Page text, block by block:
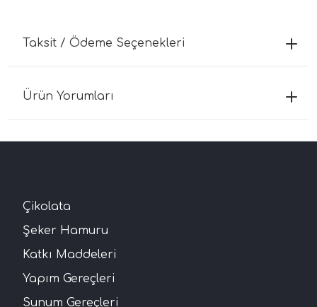
Taksit / Ödeme Seçenekleri
Ürün Yorumları
Çikolata
Şeker Hamuru
Katkı Maddeleri
Yapım Gereçleri
Sunum Gereçleri